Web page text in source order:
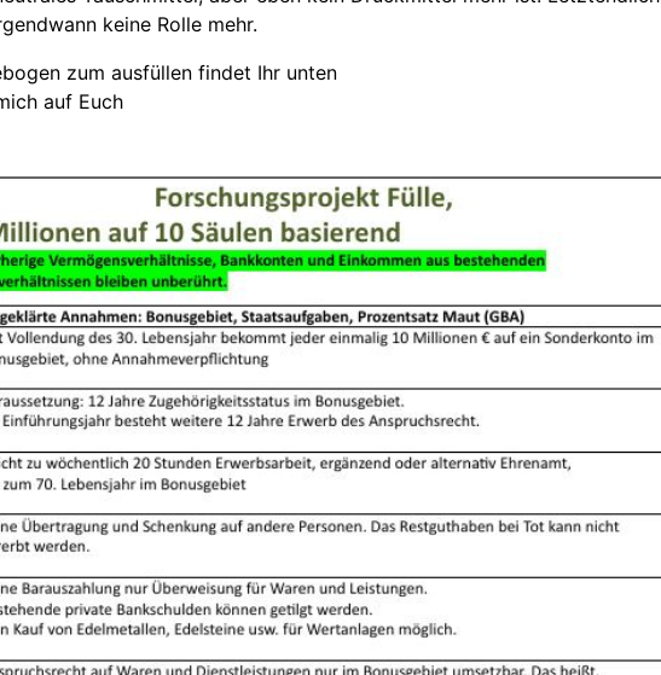
keine Rolle mehr.
zum ausfüllen findet Ihr unten
auf Euch